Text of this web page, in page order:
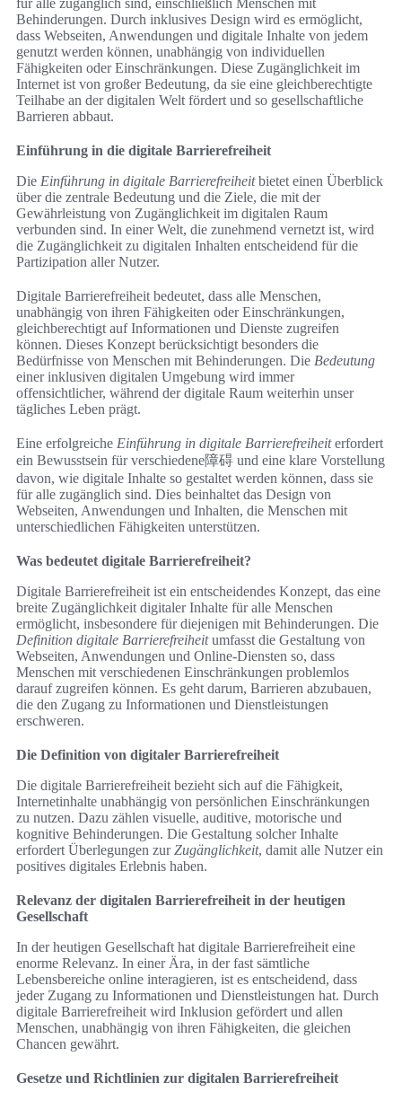
für alle zugänglich sind, einschließlich Menschen mit
Behinderungen. Durch inklusives Design wird es ermöglicht,
dass Webseiten, Anwendungen und digitale Inhalte von jedem
genutzt werden können, unabhängig von individuellen
Fähigkeiten oder Einschränkungen. Diese Zugänglichkeit im
Internet ist von großer Bedeutung, da sie eine gleichberechtigte
Teilhabe an der digitalen Welt fördert und so gesellschaftliche
Barrieren abbaut.
Einführung in die digitale Barrierefreiheit
Die Einführung in digitale Barrierefreiheitbietet einen Überblick
über die zentrale Bedeutung und die Ziele, die mit der
Gewährleistung von Zugänglichkeit im digitalen Raum
verbunden sind. In einer Welt, die zunehmend vernetzt ist, wird
die Zugänglichkeit zu digitalen Inhalten entscheidend für die
Partizipation aller Nutzer.
Digitale Barrierefreiheit bedeutet, dass alle Menschen,
unabhängig von ihren Fähigkeiten oder Einschränkungen,
gleichberechtigt auf Informationen und Dienste zugreifen
können. Dieses Konzept berücksichtigt besonders die
Bedürfnisse von Menschen mit Behinderungen. Die Bedeutung
einer inklusiven digitalen Umgebung wird immer
offensichtlicher, während der digitale Raum weiterhin unser
tägliches Leben prägt.
Eine erfolgreiche Einführung in digitale Barrierefreiheiterfordert
ein Bewusstsein für verschiedene障碍 und eine klare Vorstellung
davon, wie digitale Inhalte so gestaltet werden können, dass sie
für alle zugänglich sind. Dies beinhaltet das Design von
Webseiten, Anwendungen und Inhalten, die Menschen mit
unterschiedlichen Fähigkeiten unterstützen.
Was bedeutet digitale Barrierefreiheit?
Digitale Barrierefreiheit ist ein entscheidendes Konzept, das eine
breite Zugänglichkeit digitaler Inhalte für alle Menschen
ermöglicht, insbesondere für diejenigen mit Behinderungen. Die
Definition digitale Barrierefreiheitumfasst die Gestaltung von
Webseiten, Anwendungen und Online-Diensten so, dass
Menschen mit verschiedenen Einschränkungen problemlos
darauf zugreifen können. Es geht darum, Barrieren abzubauen,
die den Zugang zu Informationen und Dienstleistungen
erschweren.
Die Definition von digitaler Barrierefreiheit
Die digitale Barrierefreiheit bezieht sich auf die Fähigkeit,
Internetinhalte unabhängig von persönlichen Einschränkungen
zu nutzen. Dazu zählen visuelle, auditive, motorische und
kognitive Behinderungen. Die Gestaltung solcher Inhalte
erfordert Überlegungen zurZugänglichkeit, damit alle Nutzer ein
positives digitales Erlebnis haben.
Relevanz der digitalen Barrierefreiheit in der heutigen
Gesellschaft
In der heutigen Gesellschaft hat digitale Barrierefreiheit eine
enorme Relevanz. In einer Ära, in der fast sämtliche
Lebensbereiche online interagieren, ist es entscheidend, dass
jeder Zugang zu Informationen und Dienstleistungen hat. Durch
digitale Barrierefreiheit wird Inklusion gefördert und allen
Menschen, unabhängig von ihren Fähigkeiten, die gleichen
Chancen gewährt.
Gesetze und Richtlinien zur digitalen Barrierefreiheit